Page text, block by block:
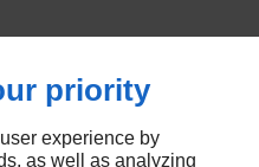
priority
experience by
as well as analyzing